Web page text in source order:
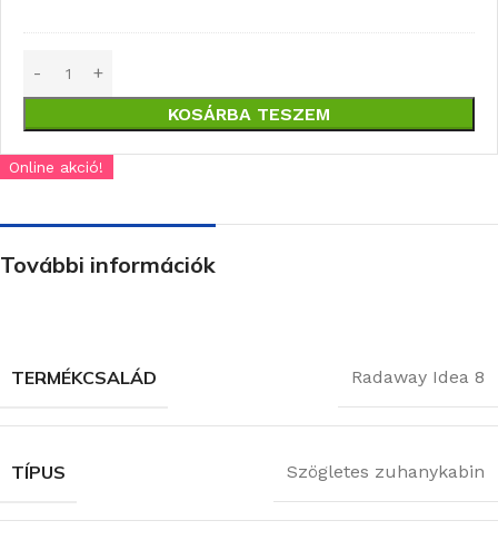
04)
KOSÁRBA TESZEM
Online akció!
További információk
TERMÉKCSALÁD Radaway Idea 8
TÍPUS Szögletes zuhanykabin